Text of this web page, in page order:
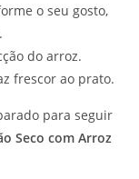
o seu gosto,
do arroz.
frescor ao prato.
para seguir
Seco com Arroz